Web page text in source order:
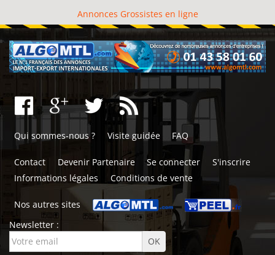
Annonces Grossistes en ligne
Qui sommes-nous ? Visite guidée FAQ
Contact Devenir Partenaire Se connecter
S'inscrire
Informations légales
Conditions de vente
Nos autres sites
Newsletter :